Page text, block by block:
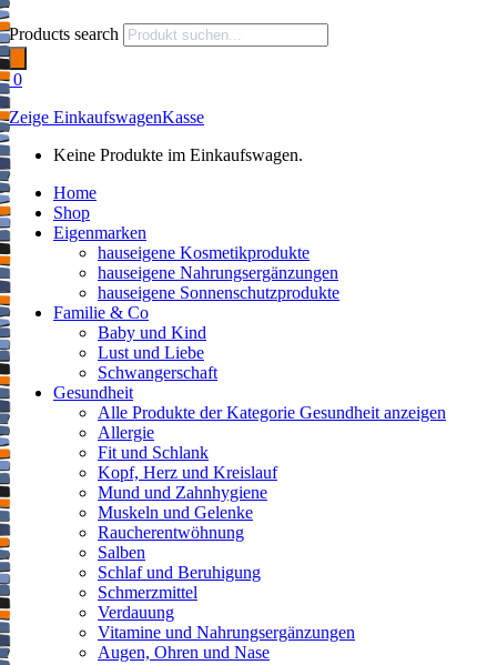
Products search
0
Zeige EinkaufswagenKasse
Keine Produkte im Einkaufswagen.
Home
Shop
Eigenmarken
hauseigene Kosmetikprodukte
hauseigene Nahrungsergänzungen
hauseigene Sonnenschutzprodukte
Familie & Co
Baby und Kind
Lust und Liebe
Schwangerschaft
Gesundheit
Alle Produkte der Kategorie Gesundheit anzeigen
Allergie
Fit und Schlank
Kopf, Herz und Kreislauf
Mund und Zahnhygiene
Muskeln und Gelenke
Raucherentwöhnung
Salben
Schlaf und Beruhigung
Schmerzmittel
Verdauung
Vitamine und Nahrungsergänzungen
Augen, Ohren und Nase